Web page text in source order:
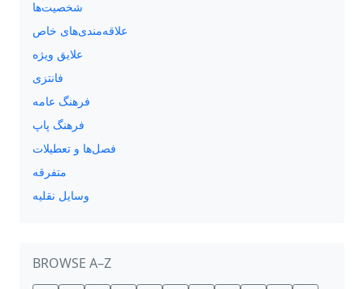
شخصیت‌ها
علاقه‌مندی‌های خاص
علایق ویژه
فانتزی
فرهنگ عامه
فرهنگ پاپ
فصل‌ها و تعطیلات
متفرقه
وسایل نقلیه
BROWSE A–Z